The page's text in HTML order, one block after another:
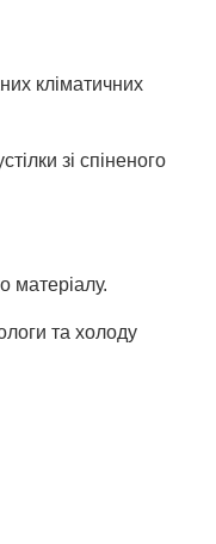
кліматичних
зі спіненого
матеріалу.
та холоду